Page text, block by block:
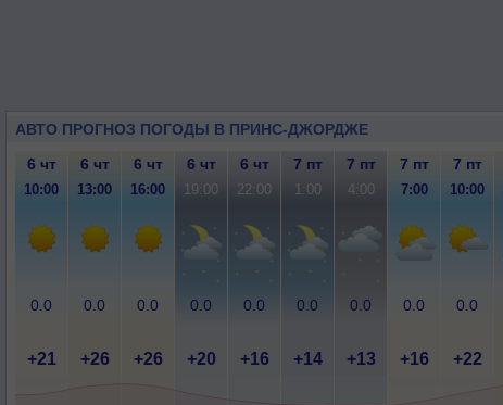
АВТО ПРОГНОЗ ПОГОДЫ В ПРИНС-ДЖОРДЖЕ
6 чт 6 чт 6 чт 6 чт 6 чт 7 пт 7 пт 7 пт 7 пт
10:00 13:00 16:00 19:00 22:00 1:00 4:00 7:00 10:00
0.0 0.0 0.0 0.0 0.0 0.0 0.0 0.0 0.0
+21 +26 +26 +20 +16 +14 +13 +16 +22